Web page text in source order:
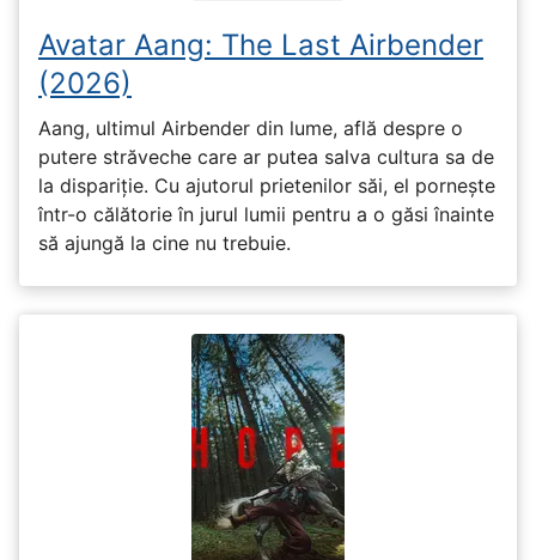
Avatar Aang: The Last Airbender
(2026)
Aang, ultimul Airbender din lume, află despre o
putere străveche care ar putea salva cultura sa de
la dispariție. Cu ajutorul prietenilor săi, el pornește
într-o călătorie în jurul lumii pentru a o găsi înainte
să ajungă la cine nu trebuie.